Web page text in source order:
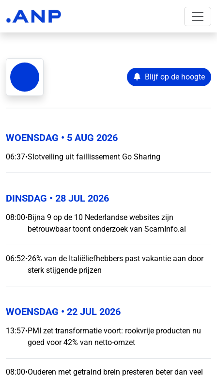
Blijf op de hoogte
WOENSDAG • 5 AUG 2026
06:37•Slotveiling uit faillissement Go Sharing
DINSDAG • 28 JUL 2026
08:00•Bijna 9 op de 10 Nederlandse websites zijn
betrouwbaar toont onderzoek van ScamInfo.ai
06:52•26% van de Italiëliefhebbers past vakantie aan door
sterk stijgende prijzen
WOENSDAG • 22 JUL 2026
13:57•PMI zet transformatie voort: rookvrije producten nu
goed voor 42% van netto-omzet
08:00•Ouderen met getraind brein presteren beter dan veel